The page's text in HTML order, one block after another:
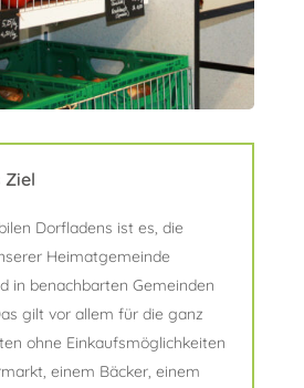
Ziel
Dorfladens ist es, die
Heimatgemeinde
in benachbarten Gemeinden
gilt vor allem für die ganz
ohne Einkaufsmöglichkeiten
einem Bäcker, einem